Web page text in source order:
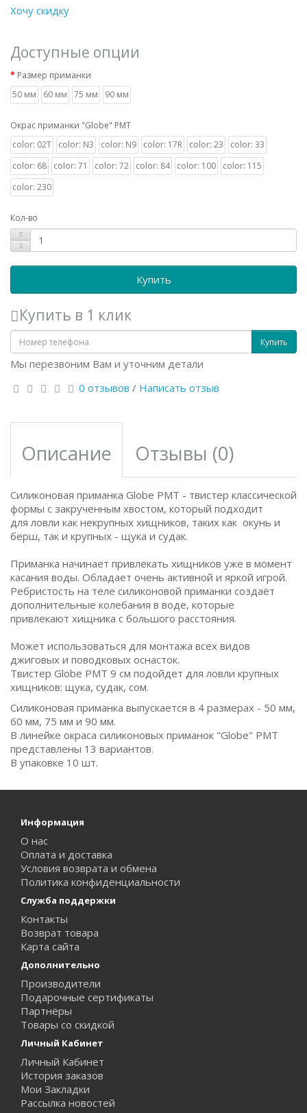
Хочу скидку
Доступные опции
Размер приманки
50 мм
60 мм 75 мм 90 мм
Окрас приманки "Globe" PMT
color: 02T
color: N3 color: N9 color: 17R color: 23
color: 33
color: 68
color: 71 color: 72 color: 84 color: 100
color: 115
color: 230
Кол-во
Купить
Купить в 1 клик
Купить
Мы перезвоним Вам и уточним детали
0 отзывов / Написать отзыв
Описание Отзывы (0)
Силиконовая приманка Globe PMT - твистер классической
формы с закрученным хвостом, который подходит
для ловли как некрупных хищников, таких как окунь и
берш, так и крупных - щука и судак.
Приманка начинает привлекать хищников уже в момент
касания воды. Обладает очень активной и яркой игрой.
Ребристость на теле силиконовой приманки создаёт
дополнительные колебания в воде, которые
привлекают хищника с большого расстояния.
Может использоваться для монтажа всех видов
джиговых и поводковых оснасток.
Твистер Globe PMT 9 см подойдет для ловли крупных
хищников: щука, судак, сом.
Силиконовая приманка выпускается в 4 размерах - 50 мм,
60 мм, 75 мм и 90 мм.
В линейке окраса силиконовых приманок "Globe" PMT
представлены 13 вариантов.
В упаковке 10 шт.
Информация
О нас
Оплата и доставка
Условия возврата и обмена
Политика конфиденциальности
Служба поддержки
Контакты
Возврат товара
Карта сайта
Дополнительно
Производители
Подарочные сертификаты
Партнёры
Товары со скидкой
Личный Кабинет
Личный Кабинет
История заказов
Мои Закладки
Рассылка новостей